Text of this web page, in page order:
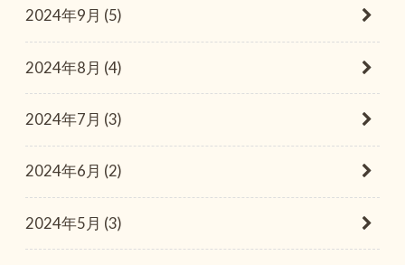
2024年9月 (5)
2024年8月 (4)
2024年7月 (3)
2024年6月 (2)
2024年5月 (3)